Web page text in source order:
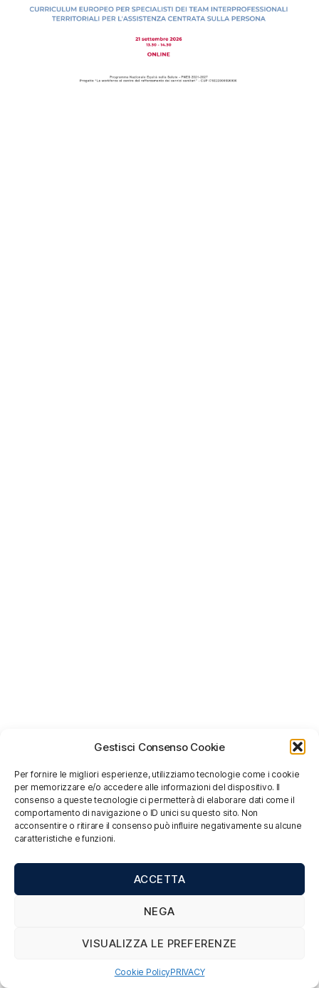
Gestisci Consenso Cookie
Per fornire le migliori esperienze, utilizziamo tecnologie come i cookie
per memorizzare e/o accedere alle informazioni del dispositivo. Il
consenso a queste tecnologie ci permetterà di elaborare dati come il
comportamento di navigazione o ID unici su questo sito. Non
acconsentire o ritirare il consenso può influire negativamente su alcune
caratteristiche e funzioni.
ACCETTA
NEGA
VISUALIZZA LE PREFERENZE
Cookie PolicyPRIVACY